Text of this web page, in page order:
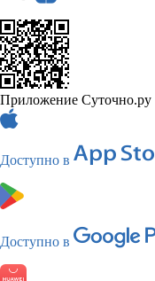
Приложение Суточно.ру
Доступно в
Доступно в